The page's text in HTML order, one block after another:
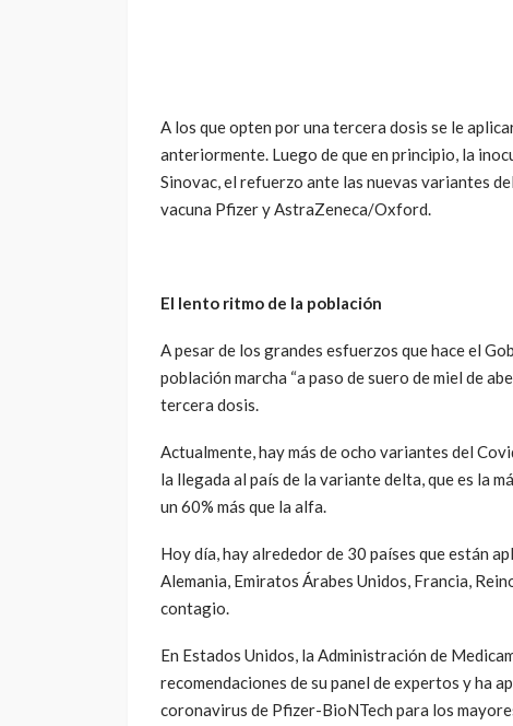
A los que opten por una tercera dosis se le
anteriormente. Luego de que en principio, la
Sinovac, el refuerzo ante las nuevas variantes
vacuna Pfizer y AstraZeneca/Oxford.
El lento ritmo de la población
A pesar de los grandes esfuerzos que hace el
población marcha “a paso de suero de miel de
tercera dosis.
Actualmente, hay más de ocho variantes del
la llegada al país de la variante delta, que es la
un 60% más que la alfa.
Hoy día, hay alrededor de 30 países que están
Alemania, Emiratos Árabes Unidos, Francia,
contagio.
En Estados Unidos, la Administración de
recomendaciones de su panel de expertos y ha
coronavirus de Pfizer-BioNTech para los